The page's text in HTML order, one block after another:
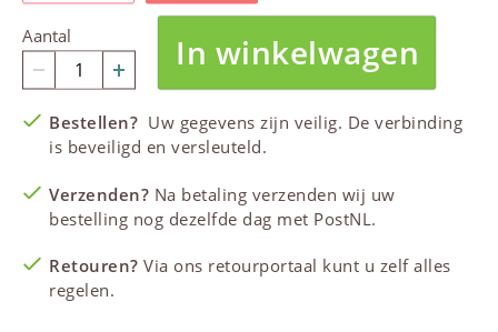
Aantal In winkelwagen
Bestellen? Uw gegevens zijn veilig. De verbinding
is beveiligd en versleuteld.
Verzenden? Na betaling verzenden wij uw
bestelling nog dezelfde dag met PostNL.
Retouren? Via ons retourportaal kunt u zelf alles
regelen.